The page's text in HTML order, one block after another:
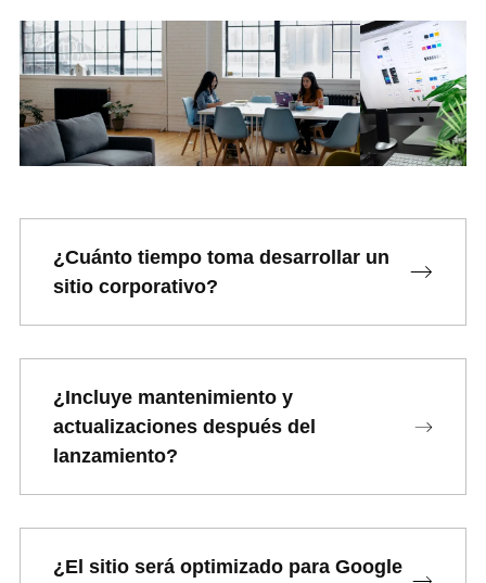
¿Cuánto tiempo toma desarrollar un
sitio corporativo?
¿Incluye mantenimiento y
actualizaciones después del
lanzamiento?
¿El sitio será optimizado para Google